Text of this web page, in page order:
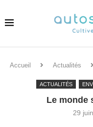
Accueil Actualités
ACTUALITÉS
Le monde
29